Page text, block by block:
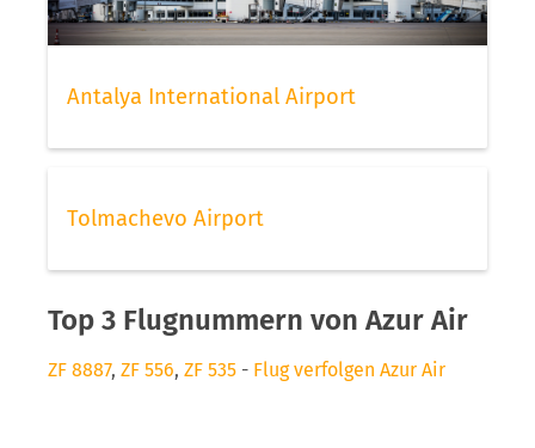
Antalya International Airport
Tolmachevo Airport
Top 3 Flugnummern von Azur Air
ZF 8887, ZF 556, ZF 535 - Flug verfolgen Azur Air